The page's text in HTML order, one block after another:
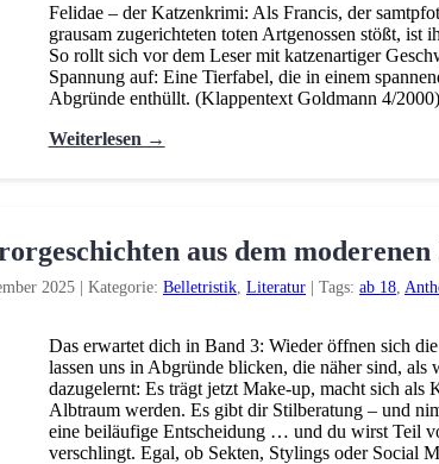
Felidae – der Katzenkrimi: Als Francis, der
grausam zugerichteten toten Artgenossen stößt,
So rollt sich vor dem Leser mit katzenartiger
Spannung auf: Eine Tierfabel, die in einem
Abgründe enthüllt. (Klappentext Goldmann 4/2000)
Weiterlesen →
aus dem moderenen
2025 | Kategorie: Belletristik Literatur | Tags: ab 18
Das erwartet dich in Band 3: Wieder öffnen sich
lassen uns in Abgründe blicken, die näher sind,
dazugelernt: Es trägt jetzt Make-up, macht sich als
Albtraum werden. Es gibt dir Stilberatung – und
eine beiläufige Entscheidung … und du wirst Teil
verschlingt. Egal, ob Sekten, Stylings oder Social